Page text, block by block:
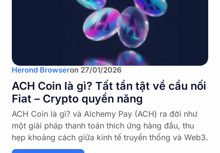
Herond Browseron 27/01/2026
ACH Coin là gì? Tất tần tật về cầu nối
Fiat – Crypto quyền năng
ACH Coin là gì? và Alchemy Pay (ACH) ra đời như
một giải pháp thanh toán thích ứng hàng đầu, thu
hẹp khoảng cách giữa kinh tế truyền thống và Web3.